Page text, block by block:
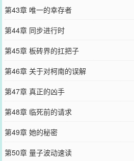
第43章 唯一的幸存者
第44章 同步进行时
第45章 板砖界的扛把子
第46章 关于对柯南的误解
第47章 真正的凶手
第48章 临死前的请求
第49章 她的秘密
第50章 量子波动速读